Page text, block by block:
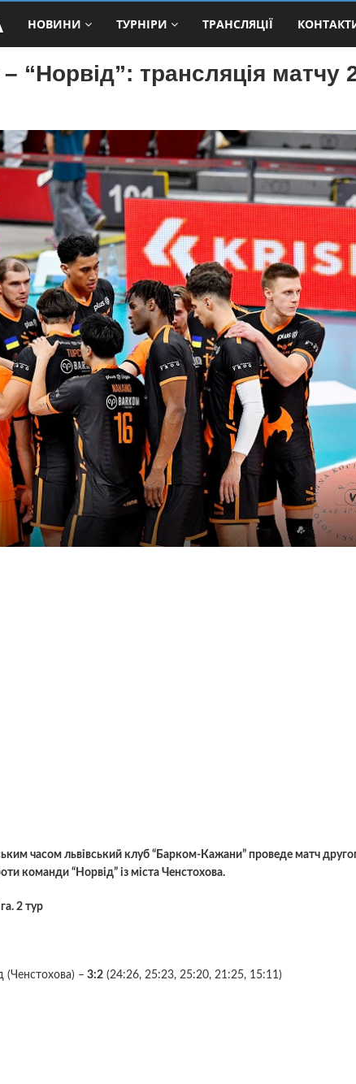
НОВИНИ ТУРНІРИ ТРАНСЛЯЦІЇ
“Норвід”: трансляція матчу
часом львівський клуб “Барком-Кажани” проведе матч
команди “Норвід” із міста Ченстохова.
2 тур
(Ченстохова) – 3:2 (24:26, 25:23, 25:20, 21:25, 15:11)